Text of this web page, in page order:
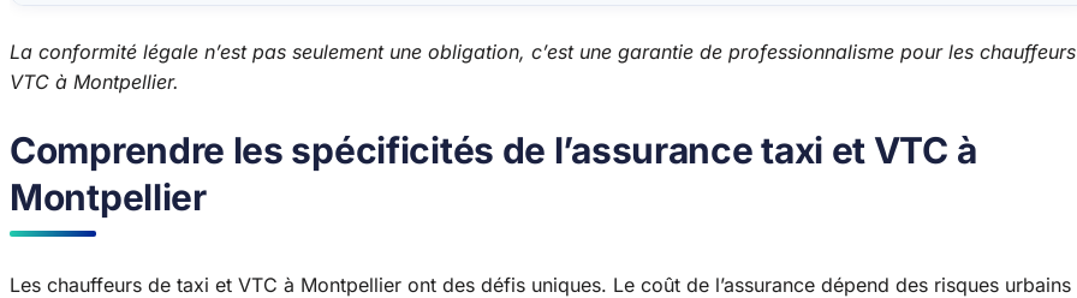
La conformité légale n’est pas seulement une obligation, c’est une garantie de professionnalisme pour les chauffeurs
VTC à Montpellier.
Comprendre les spécificités de l’assurance taxi et VTC à
Montpellier
Les chauffeurs de taxi et VTC à Montpellier ont des défis uniques. Le coût de l’assurance dépend des risques urbains